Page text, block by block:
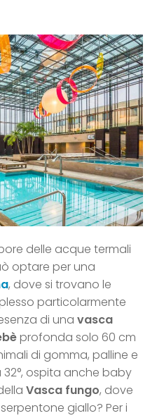
delle acque termali
optare per una
, dove si trovano le
particolarmente
di una vasca
profonda solo 60 cm
di gomma, palline e
ospita anche baby
Vasca fungo, dove
giallo? Per i